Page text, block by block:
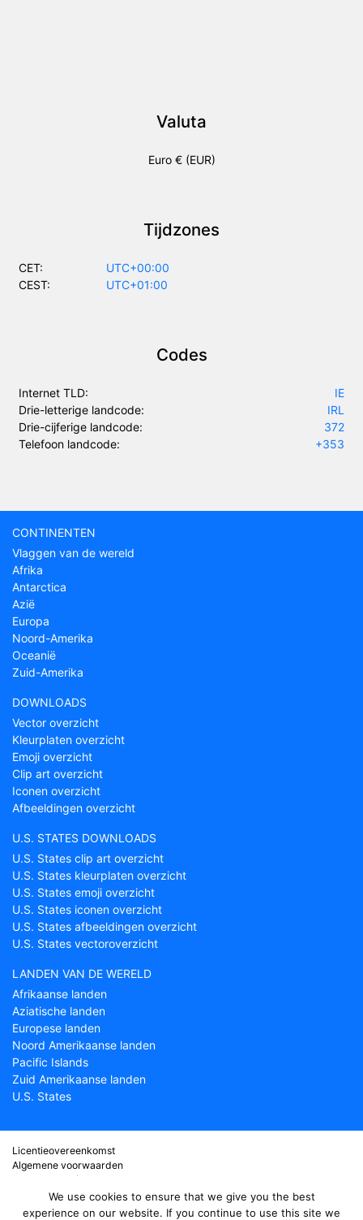
Valuta
Euro € (EUR)
Tijdzones
CET:
UTC+00:00
CEST:
UTC+01:00
Codes
Internet TLD:
IE
Drie-letterige landcode:
IRL
Drie-cijferige landcode:
372
Telefoon landcode:
+353
CONTINENTEN
Vlaggen van de wereld
Afrika
Antarctica
Azië
Europa
Noord-Amerika
Oceanië
Zuid-Amerika
DOWNLOADS
Vector overzicht
Kleurplaten overzicht
Emoji overzicht
Clip art overzicht
Iconen overzicht
Afbeeldingen overzicht
U.S. STATES DOWNLOADS
U.S. States clip art overzicht
U.S. States kleurplaten overzicht
U.S. States emoji overzicht
U.S. States iconen overzicht
U.S. States afbeeldingen overzicht
U.S. States vectoroverzicht
LANDEN VAN DE WERELD
Afrikaanse landen
Aziatische landen
Europese landen
Noord Amerikaanse landen
Pacific Islands
Zuid Amerikaanse landen
U.S. States
Licentieovereenkomst
Algemene voorwaarden
Over Countryflags.com
Disclaimer
Privacy Policy
We use cookies to ensure that we give you the best
experience on our website. If you continue to use this site we